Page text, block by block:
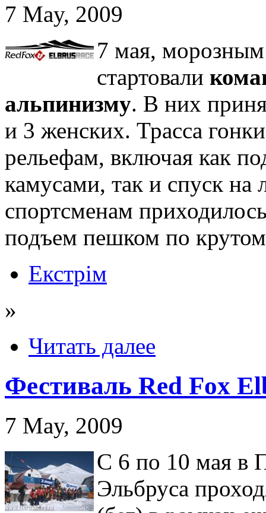
7 May, 2009
7 мая,
стартовали
альпинизму. В них
и 3 женских. Трасса
рельефам, включая как
камусами, так и спуск на
спортсменам
подъем пешком по
Екстрім
»
Читать далее
Фестиваль Red Fox
7 May, 2009
С 6 по 10 мая в
Эльбруса